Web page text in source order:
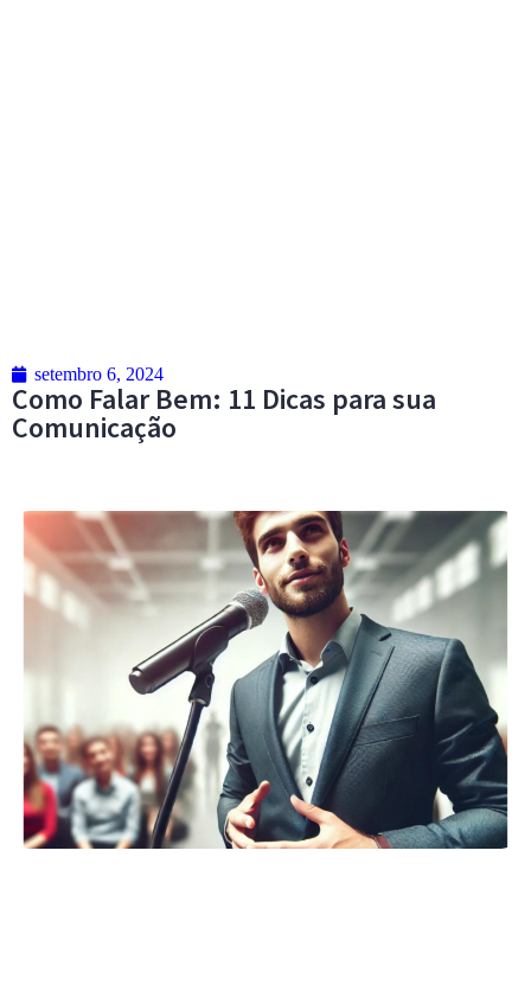
setembro 6, 2024
Como Falar Bem: 11 Dicas para sua
Comunicação